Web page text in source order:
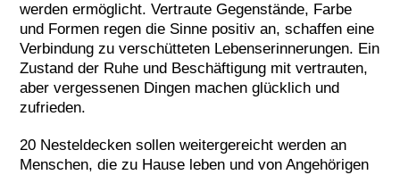
werden ermöglicht. Vertraute Gegenstände, Farbe
und Formen regen die Sinne positiv an, schaffen eine
Verbindung zu verschütteten Lebenserinnerungen. Ein
Zustand der Ruhe und Beschäftigung mit vertrauten,
aber vergessenen Dingen machen glücklich und
zufrieden.
20 Nesteldecken sollen weitergereicht werden an
Menschen, die zu Hause leben und von Angehörigen